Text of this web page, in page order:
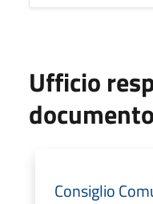
Ufficio
documento
Consiglio